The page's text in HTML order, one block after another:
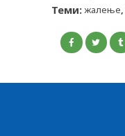
Теми:жалење,